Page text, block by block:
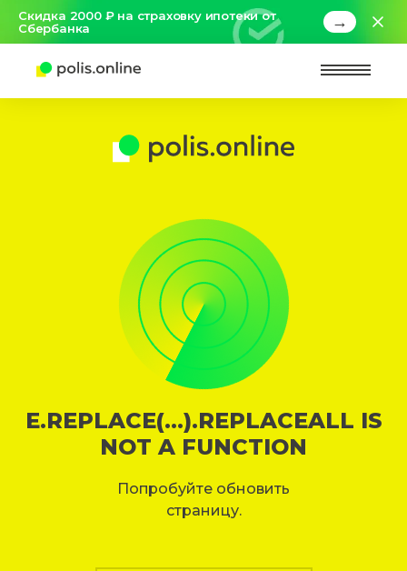
Скидка 2000 ₽ на страховку ипотеки от
Сбербанка
→
E.REPLACE(...).REPLACEALL IS
NOT A FUNCTION
Попробуйте обновить
страницу.